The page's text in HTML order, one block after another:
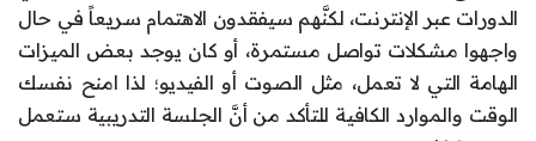
الدورات عبر الإنترنت، لكنَّهم سيفقدون الاهتمام سريعاً في حال
واجهوا مشكلات تواصل مستمرة، أو كان يوجد بعض الميزات
الهامة التي لا تعمل، مثل الصوت أو الفيديو؛ لذا امنح نفسك
الوقت والموارد الكافية للتأكد من أنَّ الجلسة التدريبية ستعمل